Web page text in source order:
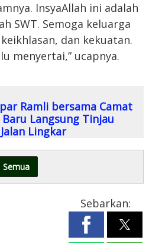
InsyaAllah ini adalah
SWT. Semoga keluarga
dan kekuatan.
menyertai,” ucapnya.
Ramli bersama Camat
Langsung Tinjau
Lingkar
Semua
Sebarkan: